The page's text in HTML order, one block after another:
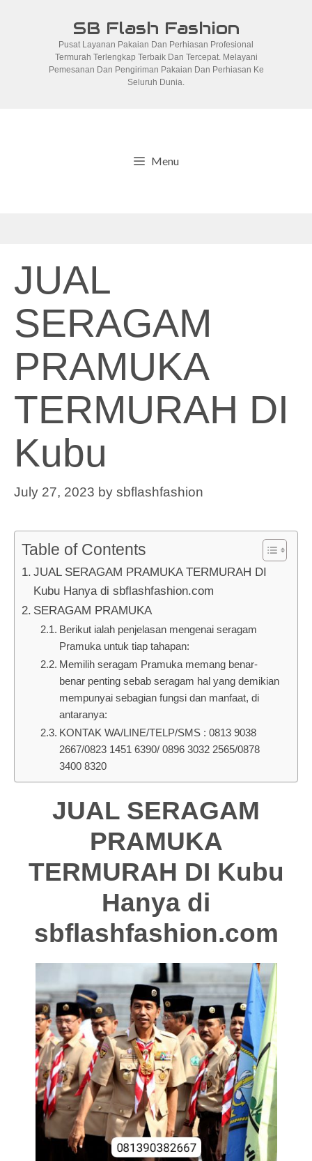
SB Flash Fashion
Pusat Layanan Pakaian Dan Perhiasan Profesional
Termurah Terlengkap Terbaik Dan Tercepat. Melayani
Pemesanan Dan Pengiriman Pakaian Dan Perhiasan Ke
Seluruh Dunia.
Menu
JUAL
SERAGAM
PRAMUKA
TERMURAH DI
Kubu
July 27, 2023 by sbflashfashion
Table of Contents
JUAL SERAGAM PRAMUKA TERMURAH DI
Kubu Hanya di sbflashfashion.com
SERAGAM PRAMUKA
Berikut ialah penjelasan mengenai seragam
Pramuka untuk tiap tahapan:
Memilih seragam Pramuka memang benar-
benar penting sebab seragam hal yang demikian
mempunyai sebagian fungsi dan manfaat, di
antaranya:
KONTAK WA/LINE/TELP/SMS : 0813 9038
2667/0823 1451 6390/ 0896 3032 2565/0878
3400 8320
JUAL SERAGAM
PRAMUKA
TERMURAH DI Kubu
Hanya di
sbflashfashion.com